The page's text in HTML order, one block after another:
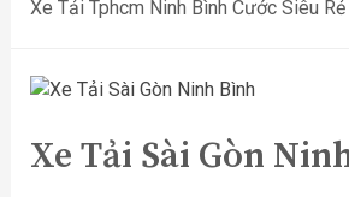
Xe Tải Tphcm Ninh Bình Cước Siêu Rẻ
Xe Tải Sài Gòn